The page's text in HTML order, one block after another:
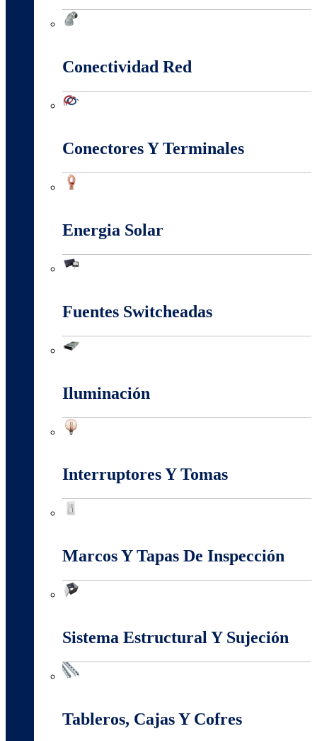
Conectividad Red
Conectores Y Terminales
Energia Solar
Fuentes Switcheadas
Iluminación
Interruptores Y Tomas
Marcos Y Tapas De Inspección
Sistema Estructural Y Sujeción
Tableros, Cajas Y Cofres